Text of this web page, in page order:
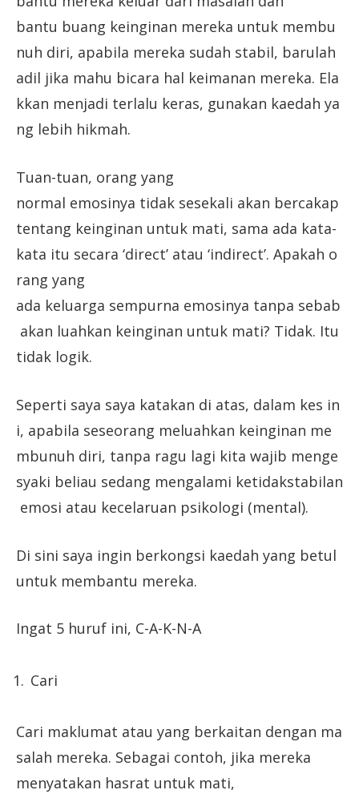
bantu buang keinginan mereka untuk membu
nuh diri, apabila mereka sudah stabil, barulah
adil jika mahu bicara hal keimanan mereka. Ela
kkan menjadi terlalu keras, gunakan kaedah ya
ng lebih hikmah.
Tuan-tuan, orang yang
normal emosinya tidak sesekali akan bercakap
tentang keinginan untuk mati, sama ada kata-
kata itu secara ‘direct’ atau ‘indirect’. Apakah o
rang yang
ada keluarga sempurna emosinya tanpa sebab
akan luahkan keinginan untuk mati? Tidak. Itu
tidak logik.
Seperti saya saya katakan di atas, dalam kes in
i, apabila seseorang meluahkan keinginan me
mbunuh diri, tanpa ragu lagi kita wajib menge
syaki beliau sedang mengalami ketidakstabilan
emosi atau kecelaruan psikologi (mental).
Di sini saya ingin berkongsi kaedah yang betul
untuk membantu mereka.
Ingat 5 huruf ini, C-A-K-N-A
Cari
Cari maklumat atau yang berkaitan dengan ma
salah mereka. Sebagai contoh, jika mereka
menyatakan hasrat untuk mati,